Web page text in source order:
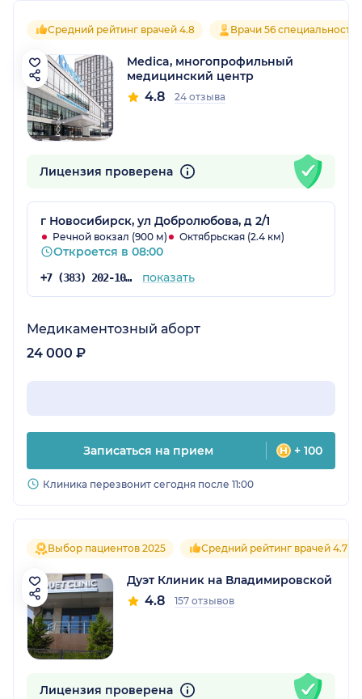
Средний рейтинг врачей 4.8 Врачи 56
Medica, многопрофильный
медицинский центр
4.8 24 отзыва
Лицензия проверена
г Новосибирск, ул Добролюбова, д 2/1
Речной вокзал (900 м) Октябрьская (2.4 км)
Откроется в 08:00
+7 (383) 202-10-69 показать
Медикаментозный аборт
24 000 ₽
Записаться на прием + 100
Клиника перезвонит сегодня после 11:00
Выбор пациентов 2025 Средний рейтинг врачей 4.7
Дуэт Клиник на Владимировской
4.8 157 отзывов
Лицензия проверена